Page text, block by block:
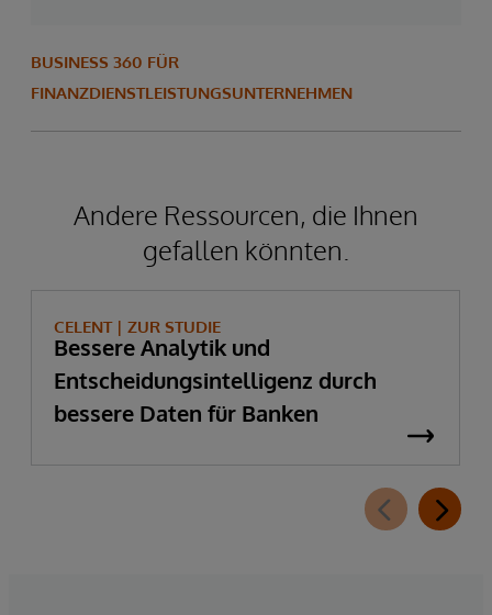
BUSINESS 360 FÜR
FINANZDIENSTLEISTUNGSUNTERNEHMEN
Andere Ressourcen, die Ihnen
gefallen könnten.
CELENT | ZUR STUDIE
Bessere Analytik und
Entscheidungsintelligenz durch
bessere Daten für Banken